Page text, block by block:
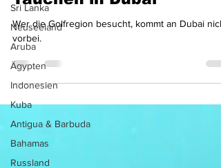
Sri Lanka
Neuseeland
Aruba
Ägypten
Indonesien
Kuba
Antigua & Barbuda
Bahamas
Russland
Tauchen in Dubai
Wer die Golfregion besucht, kommt an Dubai
vorbei.